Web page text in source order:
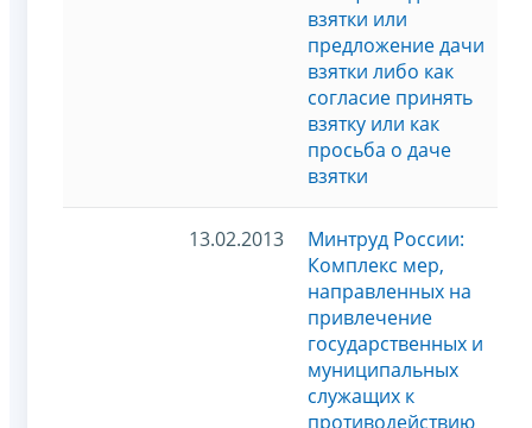
взятки или
предложение дачи
взятки либо как
согласие принять
взятку или как
просьба о даче
взятки
13.02.2013
Минтруд России:
Комплекс мер,
направленных на
привлечение
государственных и
муниципальных
служащих к
противодействию